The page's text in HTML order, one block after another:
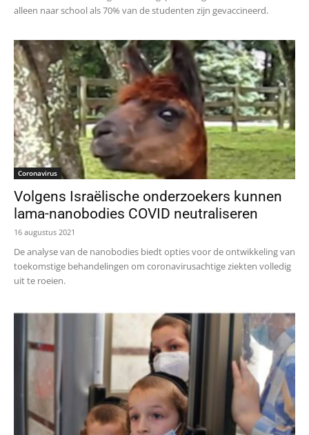
alleen naar school als 70% van de studenten zijn gevaccineerd.
Coronavirus
Volgens Israëlische onderzoekers kunnen
lama-nanobodies COVID neutraliseren
16 augustus 2021
De analyse van de nanobodies biedt opties voor de ontwikkeling van
toekomstige behandelingen om coronavirusachtige ziekten volledig
uit te roeien.